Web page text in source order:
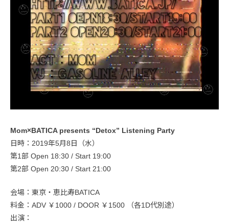
Mom×BATICA presents “Detox” Listening Party
日時：2019年5月8日（水）
第1部 Open 18:30 / Start 19:00
第2部 Open 20:30 / Start 21:00
会場：東京・恵比寿BATICA
料金：ADV ￥1000 / DOOR ￥1500 （各1D代別途）
出演：